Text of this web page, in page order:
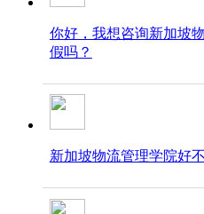
你好，我想咨询新加坡
假吗？
新加坡物流管理学院好